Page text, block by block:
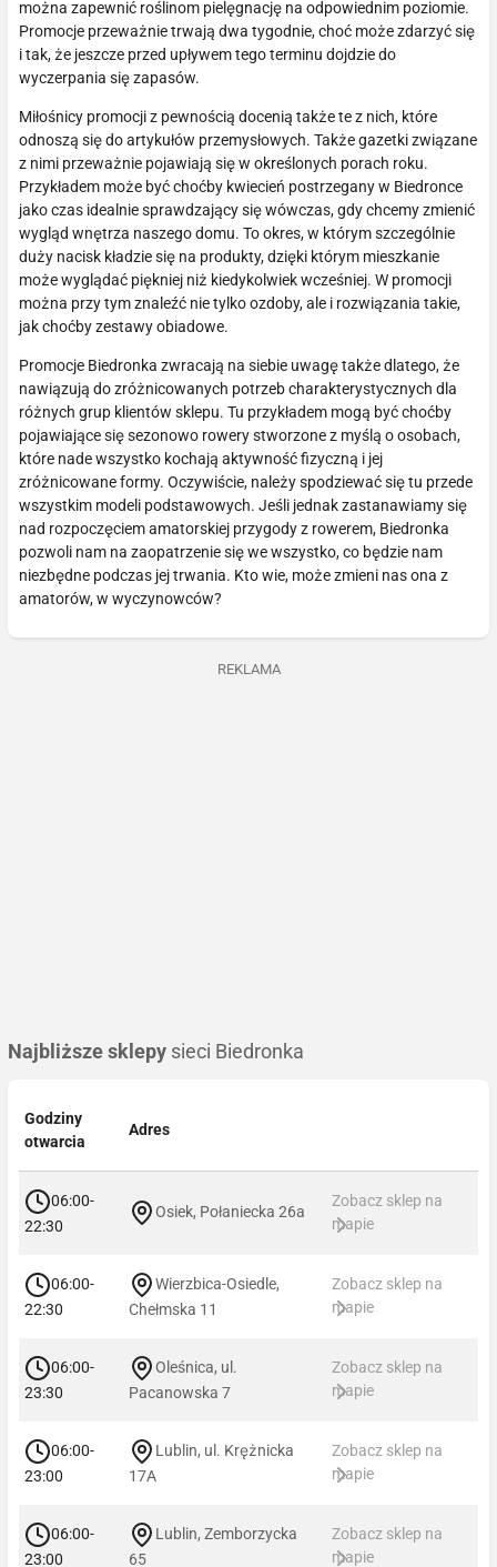
można zapewnić roślinom pielęgnację na odpowiednim poziomie.
Promocje przeważnie trwają dwa tygodnie, choć może zdarzyć się
i tak, że jeszcze przed upływem tego terminu dojdzie do
wyczerpania się zapasów.
Miłośnicy promocji z pewnością docenią także te z nich, które
odnoszą się do artykułów przemysłowych. Także gazetki związane
z nimi przeważnie pojawiają się w określonych porach roku.
Przykładem może być choćby kwiecień postrzegany w Biedronce
jako czas idealnie sprawdzający się wówczas, gdy chcemy zmienić
wygląd wnętrza naszego domu. To okres, w którym szczególnie
duży nacisk kładzie się na produkty, dzięki którym mieszkanie
może wyglądać piękniej niż kiedykolwiek wcześniej. W promocji
można przy tym znaleźć nie tylko ozdoby, ale i rozwiązania takie,
jak choćby zestawy obiadowe.
Promocje Biedronka zwracają na siebie uwagę także dlatego, że
nawiązują do zróżnicowanych potrzeb charakterystycznych dla
różnych grup klientów sklepu. Tu przykładem mogą być choćby
pojawiające się sezonowo rowery stworzone z myślą o osobach,
które nade wszystko kochają aktywność fizyczną i jej
zróżnicowane formy. Oczywiście, należy spodziewać się tu przede
wszystkim modeli podstawowych. Jeśli jednak zastanawiamy się
nad rozpoczęciem amatorskiej przygody z rowerem, Biedronka
pozwoli nam na zaopatrzenie się we wszystko, co będzie nam
niezbędne podczas jej trwania. Kto wie, może zmieni nas ona z
amatorów, w wyczynowców?
REKLAMA
Najbliższe sklepy sieci Biedronka
Godziny
otwarcia
Adres
06:00-
22:30
Osiek, Połaniecka 26a
Zobacz sklep na
mapie
06:00-
22:30
Wierzbica-Osiedle,
Chełmska 11
Zobacz sklep na
mapie
06:00-
23:30
Oleśnica, ul.
Pacanowska 7
Zobacz sklep na
mapie
06:00-
23:00
Lublin, ul. Krężnicka
17A
Zobacz sklep na
mapie
06:00-
23:00
Lublin, Zemborzycka
65
Zobacz sklep na
mapie